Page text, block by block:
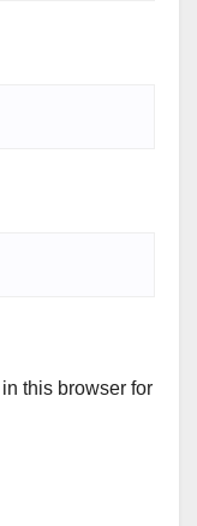
this browser for